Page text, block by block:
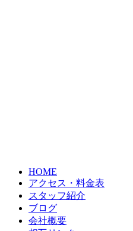
HOME
アクセス・料金表
スタッフ紹介
ブログ
会社概要